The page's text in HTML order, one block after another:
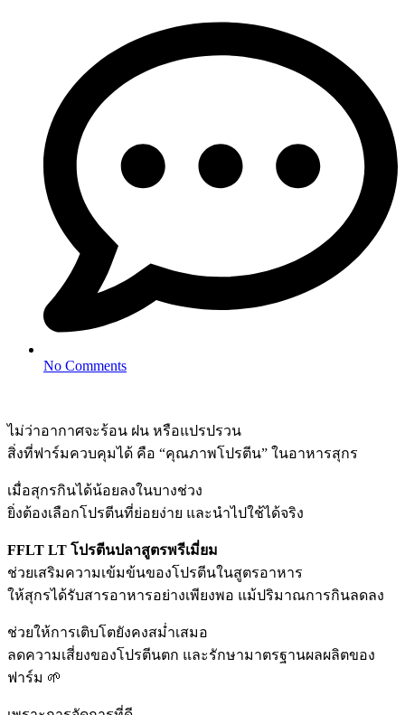
No Comments
ไม่ว่าอากาศจะร้อน ฝน หรือแปรปรวน
สิ่งที่ฟาร์มควบคุมได้ คือ “คุณภาพโปรตีน” ในอาหารสุกร
เมื่อสุกรกินได้น้อยลงในบางช่วง
ยิ่งต้องเลือกโปรตีนที่ย่อยง่าย และนำไปใช้ได้จริง
FFLT LT โปรตีนปลาสูตรพรีเมี่ยม
ช่วยเสริมความเข้มข้นของโปรตีนในสูตรอาหาร
ให้สุกรได้รับสารอาหารอย่างเพียงพอ แม้ปริมาณการกินลดลง
ช่วยให้การเติบโตยังคงสม่ำเสมอ
ลดความเสี่ยงของโปรตีนตก และรักษามาตรฐานผลผลิตของ
ฟาร์ม 🌱